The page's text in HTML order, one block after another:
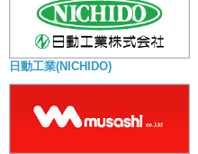
日動工業(NICHIDO)